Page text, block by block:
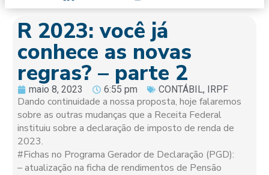
R 2023: você já
conhece as novas
regras? – parte 2
maio 8, 2023 6:55 pm CONTÁBIL, IRPF
Dando continuidade a nossa proposta, hoje falaremos
sobre as outras mudanças que a Receita Federal
instituiu sobre a declaração de imposto de renda de
2023.
#Fichas no Programa Gerador de Declaração (PGD):
– atualização na ficha de rendimentos de Pensão